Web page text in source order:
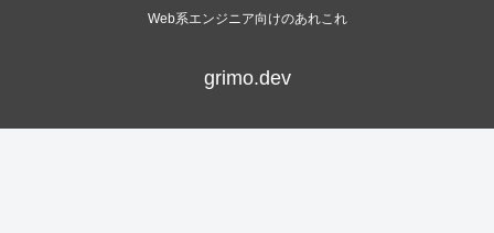
Web系エンジニア向けのあれこれ
grimo.dev